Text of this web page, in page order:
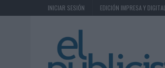
INICIAR SESIÓN EDICIÓN IMPRESA Y DIGITAL